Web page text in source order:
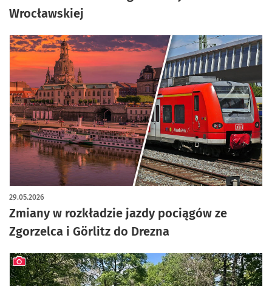
Wrocławskiej
Zmiany w rozkładzie jazdy pociągów ze
Zgorzelca i Görlitz do Drezna
29.05.2026